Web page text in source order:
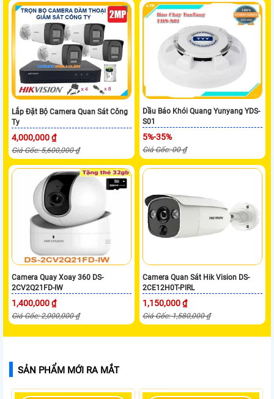
Lắp Đặt Bộ Camera Quan Sát Công
Ty
4,000,000 ₫
Giá Gốc: 5,600,000 ₫
Dầu Báo Khói Quang Yunyang YDS-
S01
5%-35%
Giá Gốc: 00 ₫
Camera Quay Xoay 360 DS-
2CV2Q21FD-IW
1,400,000 ₫
Giá Gốc: 2,000,000 ₫
Camera Quan Sát Hik Vision DS-
2CE12H0T-PIRL
1,150,000 ₫
Giá Gốc: 1,580,000 ₫
SẢN PHẨM MỚI RA MẮT